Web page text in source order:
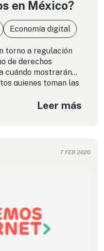
en México?
Economía digital
torno a regulación
de derechos
cuándo mostrarán
quienes toman las
Leer más
7 FEB 2020